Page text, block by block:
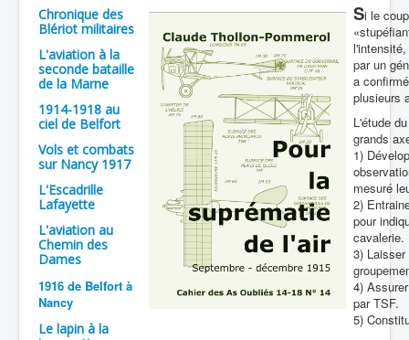
Formation
Batailles
Les As
Chronique des
Blériot militaires
L'aviation à la
seconde bataille
de la Marne
1914-1918 au
ciel de Belfort
Vols et combats
sur Nancy 1917
L'Escadrille
Lafayette
L'aviation au
Chemin des
Dames
1916 de Belfort à
Nancy
Le lapin à la
Si le
par un
a
plusieurs
L'étude
grands
1)
mesuré
2)
pour
cavalerie.
3)
4)
par TSF.
5)